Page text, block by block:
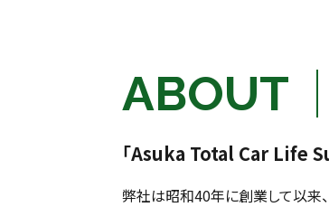
ABOUT
「Asuka Total Car Life
弊社は昭和40年に創業して以来